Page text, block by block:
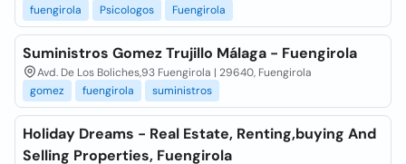
fuengirola
Psicologos Fuengirola
Suministros Gomez Trujillo Málaga - Fuengirola
Avd. De Los Boliches,93 Fuengirola | 29640, Fuengirola
gomez
fuengirola suministros
Holiday Dreams - Real Estate, Renting,buying And
Selling Properties, Fuengirola